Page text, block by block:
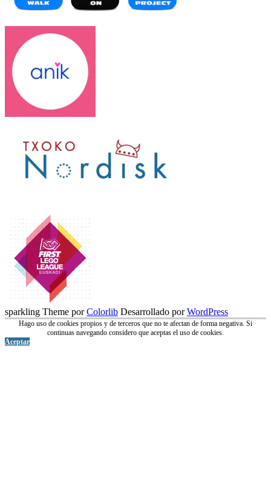
sparkling Theme porColorlib Desarrollado porWordPress
Hago uso de cookies propios y de terceros que no te afectan de forma negativa. Si
continuas navegando considero que aceptas el uso de cookies.
Aceptar